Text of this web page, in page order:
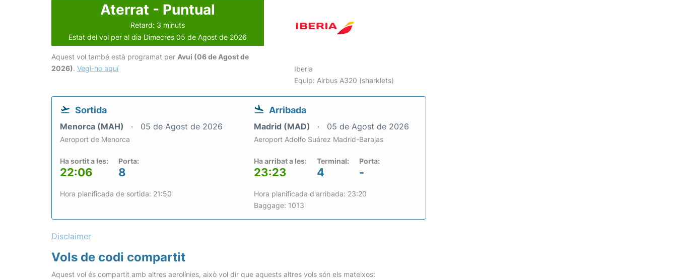
Aterrat - Puntual
Retard: 3 minuts
Estat del vol per al dia Dimecres 05 de Agost de 2026
Aquest vol també està programat per Avui (06 de Agost de
2026). Vegi-ho aquí
Iberia
Equip: Airbus A320 (sharklets)
Sortida
Menorca (MAH) 05 de Agost de 2026
Aeroport de Menorca
Ha sortit a les:
22:06
Porta:
8
Hora planificada de sortida: 21:50
Arribada
Madrid (MAD) 05 de Agost de 2026
Aeroport Adolfo Suárez Madrid-Barajas
Ha arribat a les:
23:23
Terminal:
4
Porta:
-
Hora planificada d'arribada: 23:20
Baggage: 1013
Disclaimer
Vols de codi compartit
Aquest vol és compartit amb altres aerolínies, això vol dir que aquests altres vols són els mateixos: